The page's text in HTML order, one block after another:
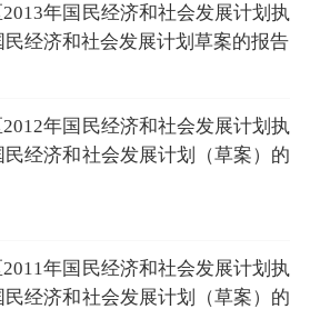
年国民经济和社会发展计划执
经济和社会发展计划草案的报告
年国民经济和社会发展计划执
经济和社会发展计划（草案）的
年国民经济和社会发展计划执
经济和社会发展计划（草案）的